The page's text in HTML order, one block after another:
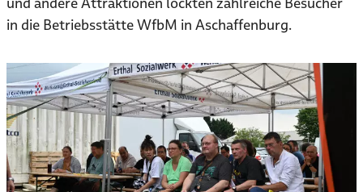
in die Betriebsstätte WfbM in Aschaffenburg.